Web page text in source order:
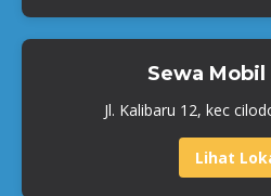
Sewa
Jl. Kalibaru 12, kec
Lihat